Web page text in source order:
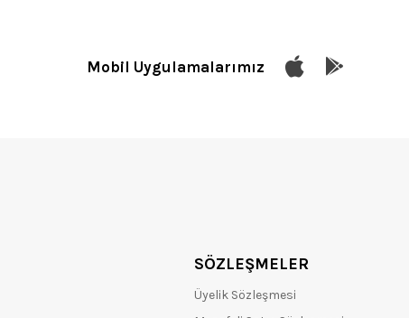
Mobil Uygulamalarımız
SÖZLEŞMELER
Üyelik Sözleşmesi